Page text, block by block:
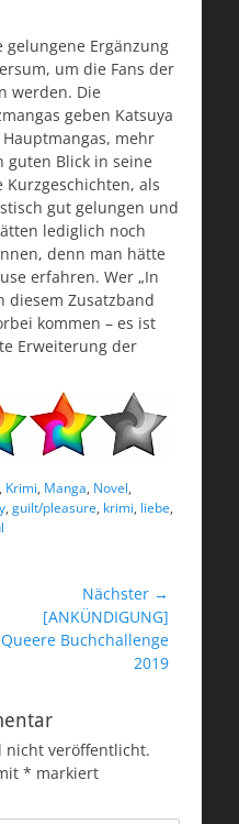
gelungene Ergänzung
um die Fans der
werden. Die
geben Katsuya
mehr
guten Blick in seine
Kurzgeschichten, als
gut gelungen und
lediglich noch
denn man hätte
erfahren. Wer „In
diesem Zusatzband
kommen – es ist
Erweiterung der
, Krimi, Manga, Novel,
, guilt/pleasure, krimi, liebe,
Nächster →
Nächster
Beitrag:
[ANKÜNDIGUNG]
Queere Buchchallenge
2019
nicht veröffentlicht.
* markiert